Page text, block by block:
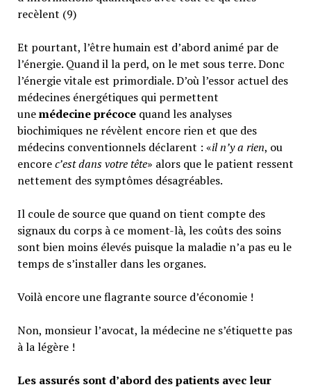
recèlent (9)
Et pourtant, l’être humain est d’abord animé par de
l’énergie. Quand il la perd, on le met sous terre. Donc
l’énergie vitale est primordiale. D’où l’essor actuel des
médecines énergétiques qui permettent
unemédecine précoce quand les analyses
biochimiques ne révèlent encore rien et que des
médecins conventionnels déclarent : «il n’y a rien, ou
encorec’est dans votre tête» alors que le patient ressent
nettement des symptômes désagréables.
Il coule de source que quand on tient compte des
signaux du corps à ce moment-là, les coûts des soins
sont bien moins élevés puisque la maladie n’a pas eu le
temps de s’installer dans les organes.
Voilà encore une flagrante source d’économie !
Non, monsieur l’avocat, la médecine ne s’étiquette pas
à la légère !
Les assurés sont d’abord des patients avec leur